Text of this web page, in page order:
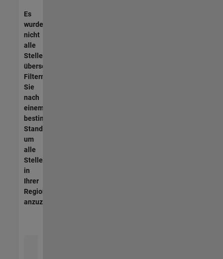
Es
wurden
nicht
alle
Stellen
übersetzt.
Filtern
Sie
nach
einem
bestimmten
Standort,
um
alle
Stellenangebote
in
Ihrer
Region
anzuzeigen.